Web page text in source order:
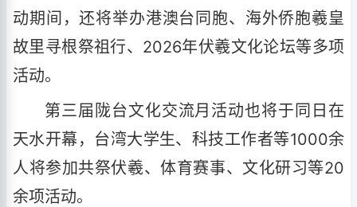
动期间，还将举办港澳台同胞、海外侨胞羲皇
故里寻根祭祖行、2026年伏羲文化论坛等多项
活动。
第三届陇台文化交流月活动也将于同日在
天水开幕，台湾大学生、科技工作者等1000余
人将参加共祭伏羲、体育赛事、文化研习等20
余项活动。